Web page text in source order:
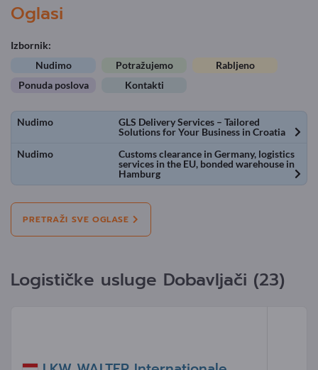
Oglasi
Izbornik:
Nudimo
Potražujemo
Rabljeno
Ponuda poslova
Kontakti
Nudimo
GLS Delivery Services – Tailored
Solutions for Your Business in Croatia
Nudimo
Customs clearance in Germany, logistics
services in the EU, bonded warehouse in
Hamburg
PRETRAŽI SVE OGLASE
Logističke usluge Dobavljači (23)